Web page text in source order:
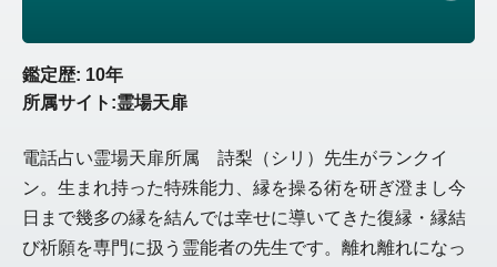
鑑定歴: 10年
所属サイト:霊場天扉
電話占い霊場天扉所属 詩梨（シリ）先生がランクイ
ン。生まれ持った特殊能力、縁を操る術を研ぎ澄まし今
日まで幾多の縁を結んでは幸せに導いてきた復縁・縁結
び祈願を専門に扱う霊能者の先生です。離れ離れになっ